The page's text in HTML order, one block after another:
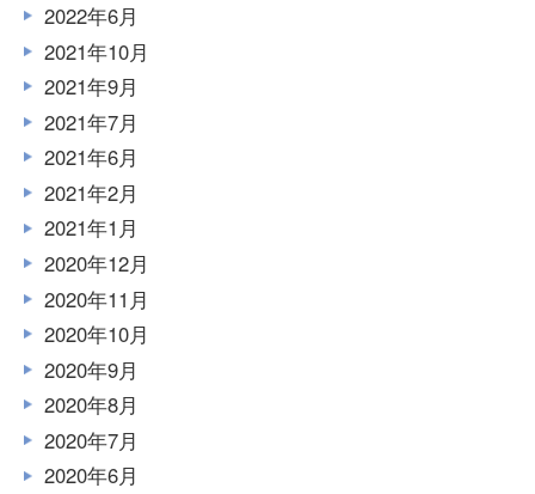
2022年6月
2021年10月
2021年9月
2021年7月
2021年6月
2021年2月
2021年1月
2020年12月
2020年11月
2020年10月
2020年9月
2020年8月
2020年7月
2020年6月